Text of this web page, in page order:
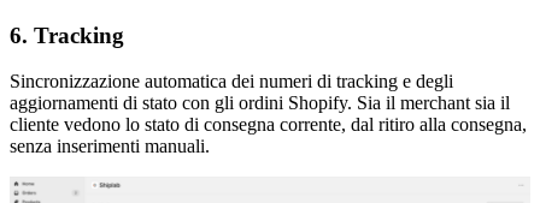
6. Tracking
Sincronizzazione automatica dei numeri di tracking e degli
aggiornamenti di stato con gli ordini Shopify. Sia il merchant sia il
cliente vedono lo stato di consegna corrente, dal ritiro alla consegna,
senza inserimenti manuali.